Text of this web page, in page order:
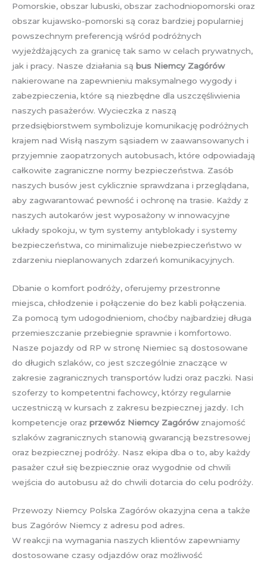
Pomorskie, obszar lubuski, obszar zachodniopomorski oraz
obszar kujawsko-pomorski są coraz bardziej popularniej
powszechnym preferencją wśród podróżnych
wyjeżdżających za granicę tak samo w celach prywatnych,
jak i pracy. Nasze działania są bus Niemcy Zagórów
nakierowane na zapewnieniu maksymalnego wygody i
zabezpieczenia, które są niezbędne dla uszczęśliwienia
naszych pasażerów. Wycieczka z naszą
przedsiębiorstwem symbolizuje komunikację podróżnych
krajem nad Wisłą naszym sąsiadem w zaawansowanych i
przyjemnie zaopatrzonych autobusach, które odpowiadają
całkowite zagraniczne normy bezpieczeństwa. Zasób
naszych busów jest cyklicznie sprawdzana i przeglądana,
aby zagwarantować pewność i ochronę na trasie. Każdy z
naszych autokarów jest wyposażony w innowacyjne
układy spokoju, w tym systemy antyblokady i systemy
bezpieczeństwa, co minimalizuje niebezpieczeństwo w
zdarzeniu nieplanowanych zdarzeń komunikacyjnych.
Dbanie o komfort podróży, oferujemy przestronne
miejsca, chłodzenie i połączenie do bez kabli połączenia.
Za pomocą tym udogodnieniom, choćby najbardziej długa
przemieszczanie przebiegnie sprawnie i komfortowo.
Nasze pojazdy od RP w stronę Niemiec są dostosowane
do długich szlaków, co jest szczególnie znaczące w
zakresie zagranicznych transportów ludzi oraz paczki. Nasi
szoferzy to kompetentni fachowcy, którzy regularnie
uczestniczą w kursach z zakresu bezpiecznej jazdy. Ich
kompetencje oraz przewóz Niemcy Zagórówznajomość
szlaków zagranicznych stanowią gwarancją bezstresowej
oraz bezpiecznej podróży. Nasz ekipa dba o to, aby każdy
pasażer czuł się bezpiecznie oraz wygodnie od chwili
wejścia do autobusu aż do chwili dotarcia do celu podróży.
Przewozy Niemcy Polska Zagórów okazyjna cena a także
bus Zagórów Niemcy z adresu pod adres.
W reakcji na wymagania naszych klientów zapewniamy
dostosowane czasy odjazdów oraz możliwość